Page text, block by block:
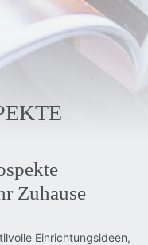
Zuhause
Einrichtungsideen,